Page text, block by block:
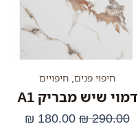
חיפוי פנים,חיפויים
דמוי שיש מבריק A1
290.00
₪
180.00
₪